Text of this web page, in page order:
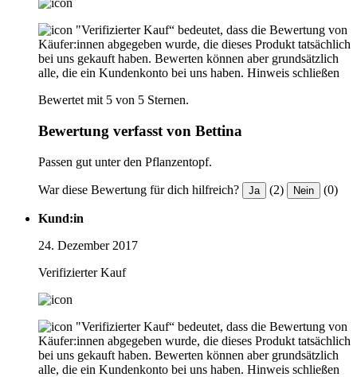
"Verifizierter Kauf“ bedeutet, dass die Bewertung von
Käufer:innen abgegeben wurde, die dieses Produkt tatsächlich
bei uns gekauft haben. Bewerten können aber grundsätzlich
alle, die ein Kundenkonto bei uns haben. Hinweis schließen
Bewertet mit 5 von 5 Sternen.
Bewertung verfasst von Bettina
Passen gut unter den Pflanzentopf.
War diese Bewertung für dich hilfreich? Ja (2) Nein (0)
Kund:in
24. Dezember 2017
Verifizierter Kauf
"Verifizierter Kauf“ bedeutet, dass die Bewertung von
Käufer:innen abgegeben wurde, die dieses Produkt tatsächlich
bei uns gekauft haben. Bewerten können aber grundsätzlich
alle, die ein Kundenkonto bei uns haben. Hinweis schließen